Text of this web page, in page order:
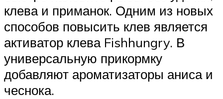
клева и приманок. Одним из новых
способов повысить клев является
активатор клева Fishhungry. В
универсальную прикормку
добавляют ароматизаторы аниса и
чеснока.